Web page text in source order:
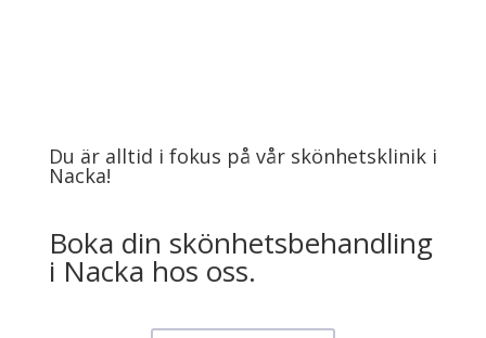
Du är alltid i fokus på vår skönhetsklinik i
Nacka!
Boka din skönhetsbehandling
i Nacka hos oss.